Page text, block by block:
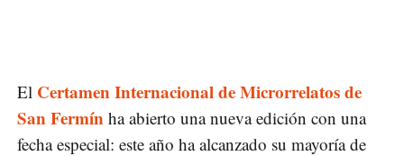
El Certamen Internacional de Microrrelatos de
San Fermín ha abierto una nueva edición con una
fecha especial: este año ha alcanzado su mayoría de